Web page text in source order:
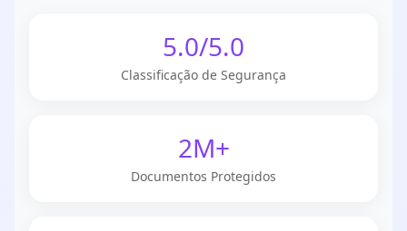
5.0/5.0
Classificação de Segurança
2M+
Documentos Protegidos